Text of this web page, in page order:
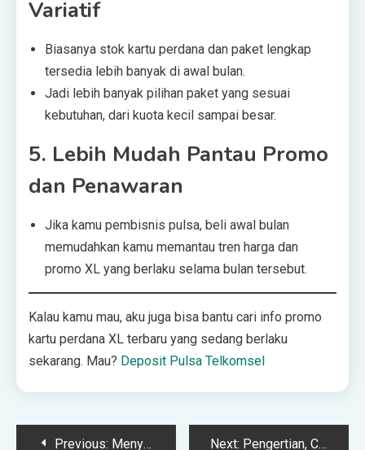
Variatif
Biasanya stok kartu perdana dan paket lengkap
tersedia lebih banyak di awal bulan.
Jadi lebih banyak pilihan paket yang sesuai
kebutuhan, dari kuota kecil sampai besar.
5. Lebih Mudah Pantau Promo
dan Penawaran
Jika kamu pembisnis pulsa, beli awal bulan
memudahkan kamu memantau tren harga dan
promo XL yang berlaku selama bulan tersebut.
Kalau kamu mau, aku juga bisa bantu cari info promo
kartu perdana XL terbaru yang sedang berlaku
sekarang. Mau? Deposit Pulsa Telkomsel
PostPrevious: Menyewakan Timpani Untuk Orchestra Next: Pengertian, Ciri-Ciri, dan Tujuan Teks Deskripsi